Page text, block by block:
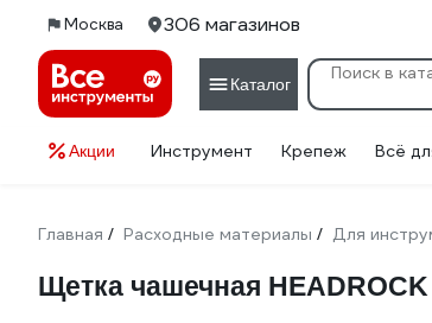
Москва 306 магазинов
Каталог
Акции Инструмент Крепеж Всё
Главная / Расходные материалы / Для
Щетка чашечная